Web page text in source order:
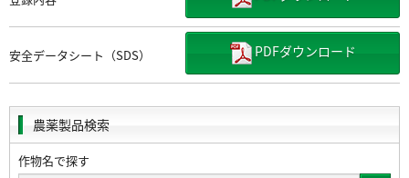
安全データシート（SDS） PDFダウンロード
農薬製品検索
作物名で探す